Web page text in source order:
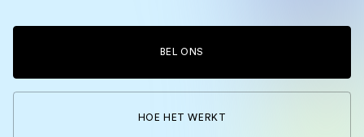
BEL ONS
HOE HET WERKT